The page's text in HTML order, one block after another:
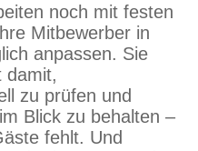
noch mit festen
Mitbewerber in
anpassen. Sie
damit,
zu prüfen und
Blick zu behalten –
fehlt. Und